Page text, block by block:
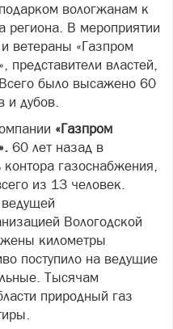
вологжанам к
региона. В мероприятии
ветераны «Газпром
представители властей,
было высажено 60
и дубов.
«Газпром
60 лет назад в
контора газоснабжения,
из 13 человек.
Вологодской
километры
поступило на ведущие
Тысячам
природный газ